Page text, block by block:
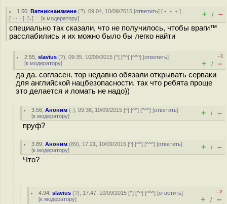
1.50 ,Ватникнаизмене (?), 09:04, 10/09/2015 [ответить] [ ﹢﹢﹢]
[ · · · ] [↓] [к модератору] + / –
специально так сказали, что не получилось, чтобы враги™
расслабились и их можно было бы легко найти
2.55 ,slavius (?), 09:35, 10/09/2015 [^] [^^] [^^^] [ответить]
[к модератору]
–1
+ / –
да да. согласен. тор недавно обязали открывать серваки
для английской нацбезопасности. так что ребята проще
это делается и ломать не надо))
3.56 ,Аноним (-), 09:38, 10/09/2015 [^] [^^] [^^^] [ответить]
[к модератору] + / –
пруф?
3.89 ,Аноним (89), 17:21, 10/09/2015 [^] [^^] [^^^] [ответить]
[к модератору] + / –
Что?
4.94 ,slavius (?), 17:47, 10/09/2015 [^] [^^] [^^^] [ответить]
[к модератору]
–2
+ / –